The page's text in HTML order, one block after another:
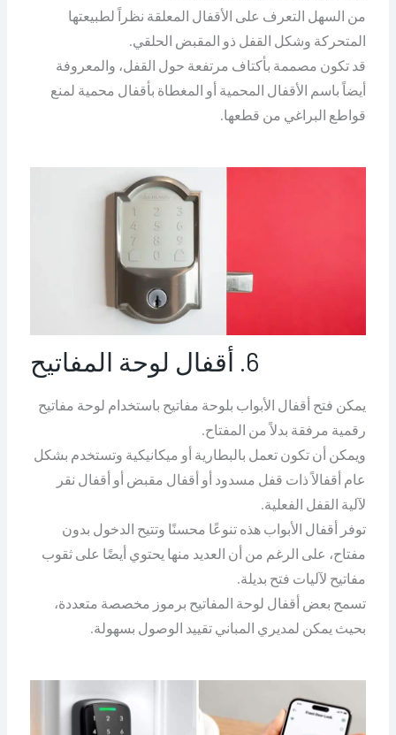
من السهل التعرف على الأقفال المعلقة نظراً لطبيعتها
المتحركة وشكل القفل ذو المقبض الحلقي.
قد تكون مصممة بأكتاف مرتفعة حول القفل، والمعروفة
أيضاً باسم الأقفال المحمية أو المغطاة بأقفال محمية لمنع
قواطع البراغي من قطعها.
6. أقفال لوحة المفاتيح
يمكن فتح أقفال الأبواب بلوحة مفاتيح باستخدام لوحة مفاتيح
رقمية مرفقة بدلاً من المفتاح.
ويمكن أن تكون تعمل بالبطارية أو ميكانيكية وتستخدم بشكل
عام أقفالاً ذات قفل مسدود أو أقفال مقبض أو أقفال نقر
لآلية القفل الفعلية.
توفر أقفال الأبواب هذه تنوعًا محسنًا وتتيح الدخول بدون
مفتاح، على الرغم من أن العديد منها يحتوي أيضًا على ثقوب
مفاتيح لآليات فتح بديلة.
تسمح بعض أقفال لوحة المفاتيح برموز مخصصة متعددة،
بحيث يمكن لمديري المباني تقييد الوصول بسهولة.